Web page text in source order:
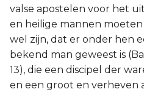
valse apostelen voor het
en heilige mannen
wel zijn, dat er onder hen
bekend man geweest is
13), die een discipel der
en een groot en verheven